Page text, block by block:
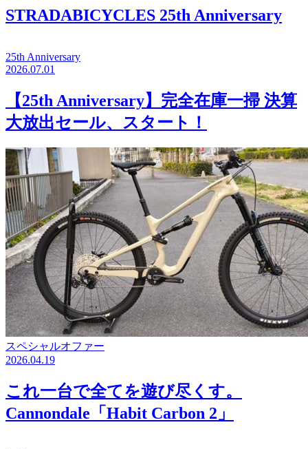
STRADABICYCLES 25th Anniversary
25th Anniversary
2026.07.01
【25th Anniversary】完全在庫一掃 決算
大放出セール、スタート！
スペシャルオファー
2026.04.19
これ一台で全てを遊び尽くす。
Cannondale「Habit Carbon 2」